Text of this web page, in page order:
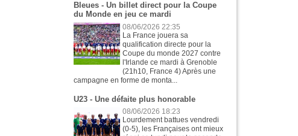
Bleues - Un billet direct pour la Coupe
du Monde en jeu ce mardi
08/06/2026 22:35
La France jouera sa
qualification directe pour la
Coupe du monde 2027 contre
l'Irlande ce mardi à Grenoble
(21h10, France 4) Après une
campagne en forme de monta...
U23 - Une défaite plus honorable
08/06/2026 18:23
Lourdement battues vendredi
(0-5), les Françaises ont mieux